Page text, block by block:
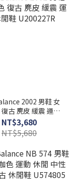
2002 男鞋 女
古 麂皮 緩震 運動
閒鞋 U200227R
NT$3,680
NT$5,680